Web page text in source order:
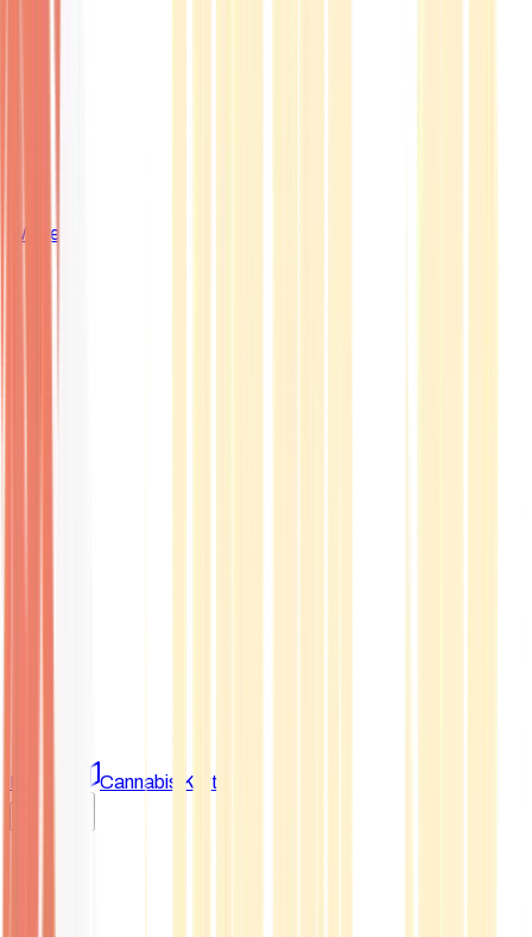
Wissen
Marken Cannabis Karte